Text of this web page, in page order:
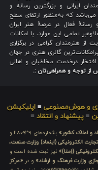
ایرانی و بزرگترین رسانه و
می‌باشد که به‌منظور ارتقای سطح
فعال در عرصهٔ هنر ایران
تمامی این موارد، با امکانات
هنرمندان گرامی در برگزاری
گالری هنری در جهان
درخدمت مخاطبان و اهالی
از توجه و همراهی‌تان :.
و هوش‌مصنوعی ≡ اپلیکیشن
≡پیشنهاد و انتقاد ≡
و املاک کشور»
بشماره‌های: ۲۸۰۹۲۹ و
الکترونیکی (اینماد) وزارت صنعت،
(اِمتا)» نیز ثبت شده است و
وزارت فرهنگ و ارشاد» و در«مرکز